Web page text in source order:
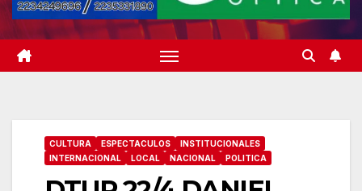
CULTURA ESPECTACULOS
INSTITUCIONALES
INTERNACIONAL
LOCAL NACIONAL POLITICA